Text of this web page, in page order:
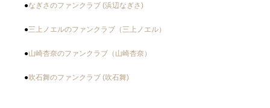
●なぎさのファンクラブ (浜辺なぎさ)
●三上ノエルのファンクラブ（三上ノエル）
●山崎杏奈のファンクラブ（山崎杏奈）
●吹石舞のファンクラブ (吹石舞)